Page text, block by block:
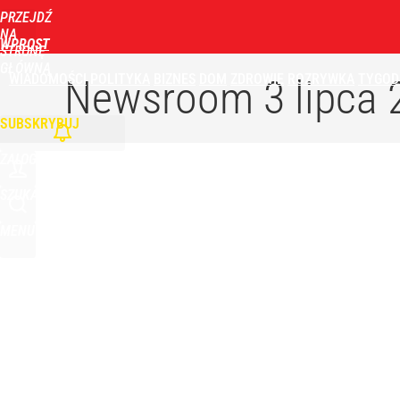
PRZEJDŹ
NA
STRONĘ
WPROST
WIADOMOŚCI ZDROWIE ROZRYWKA
SUBSKRYBUJNewsroom 3 lipca